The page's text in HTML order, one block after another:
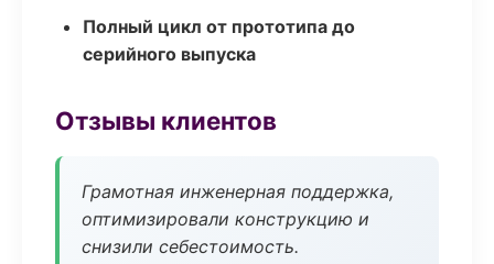
Полный цикл от прототипа до
серийного выпуска
Отзывы клиентов
Грамотная инженерная поддержка,
оптимизировали конструкцию и
снизили себестоимость.